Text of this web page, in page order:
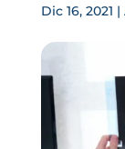
Dic 16, 2021 |